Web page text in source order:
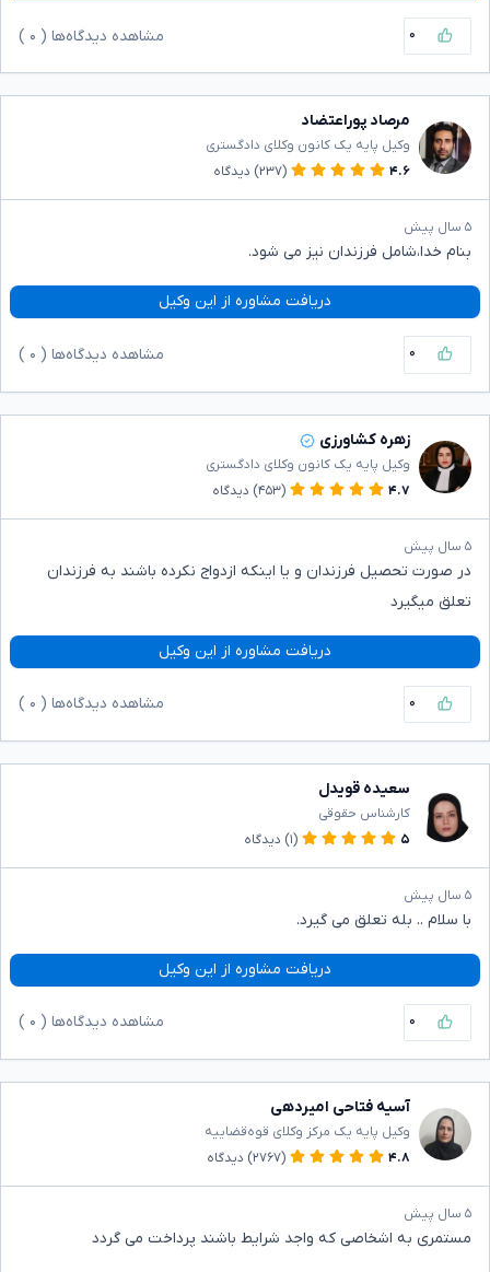
۰ مشاهده دیدگاه‌ها ( ۰
مرصاد پوراعتضاد
وکیل پایه یک کانون وکلای دادگستری
۴.۶
(۲۳۷) دیدگاه
۵ سال پیش
بنام خدا،شامل فرزندان نیز می شود.
دریافت مشاوره از این وکیل
۰ مشاهده دیدگاه‌ها ( ۰
زهره کشاورزی
وکیل پایه یک کانون وکلای دادگستری
۴.۷
(۴۵۳) دیدگاه
۵ سال پیش
در صورت تحصیل فرزندان و یا اینکه ازدواج نکرده باشند به فرزندان
تعلق میگیرد
دریافت مشاوره از این وکیل
۰ مشاهده دیدگاه‌ها ( ۰
سعیده قویدل
کارشناس حقوقی
۵
(۱) دیدگاه
۵ سال پیش
با سلام .. بله تعلق می گیرد.
دریافت مشاوره از این وکیل
۰ مشاهده دیدگاه‌ها ( ۰
آسیه فتاحی امیردهی
وکیل پایه یک مرکز وکلای قوه‌قضاییه
۴.۸
(۲۷۶۷) دیدگاه
۵ سال پیش
مستمری به اشخاصی که واجد شرایط باشند پرداخت می گردد